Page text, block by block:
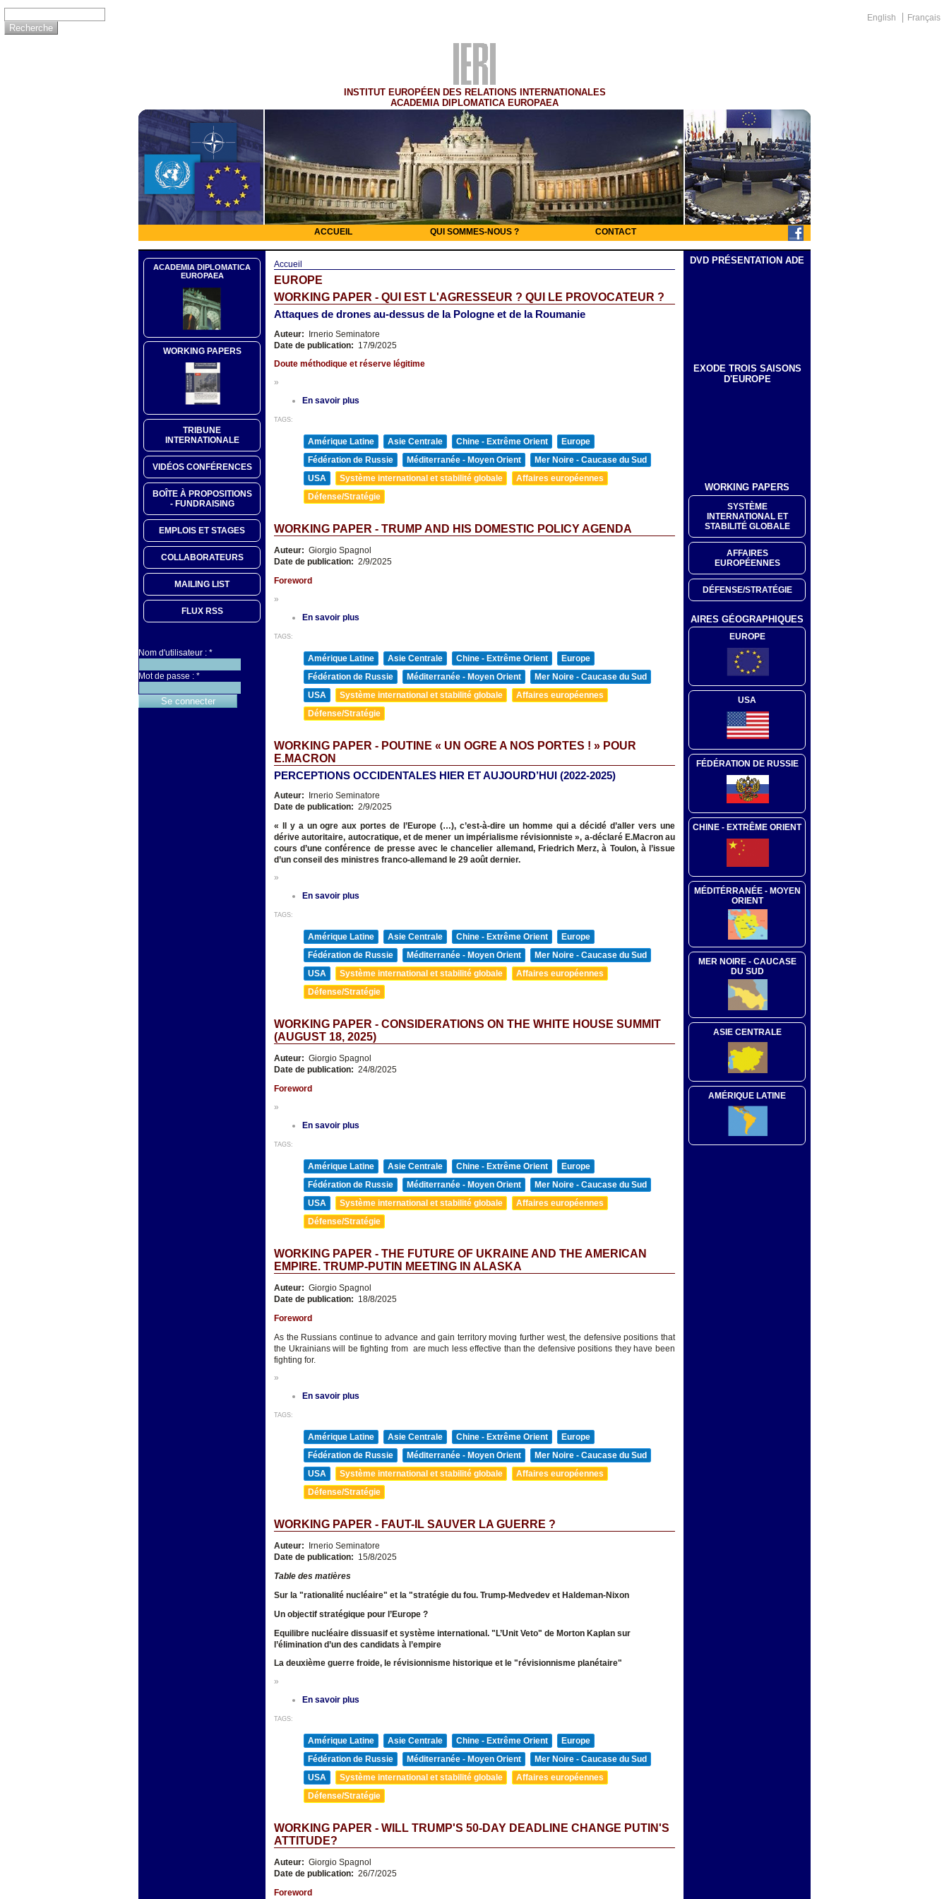
English Français
INSTITUT EUROPÉEN DES RELATIONS INTERNATIONALES
ACADEMIA DIPLOMATICA EUROPAEA
ACCUEIL QUI SOMMES-NOUS ? CONTACT
ACADEMIA DIPLOMATICA
EUROPAEA
WORKING PAPERS
TRIBUNE
INTERNATIONALE
VIDÉOS CONFÉRENCES
BOÎTE À PROPOSITIONS
- FUNDRAISING
EMPLOIS ET STAGES
COLLABORATEURS
MAILING LIST
FLUX RSS
Nom d'utilisateur : *
Mot de passe : *
Accueil
EUROPE
WORKING PAPER - QUI EST L'AGRESSEUR ? QUI LE PROVOCATEUR ?
Attaques de drones au-dessus de la Pologne et de la Roumanie
Auteur: Irnerio Seminatore
Date de publication: 17/9/2025
Doute méthodique et réserve légitime
»
En savoir plus
TAGS:
Amérique Latine Asie Centrale Chine - Extrême Orient
Europe
Fédération de Russie
Méditerranée - Moyen Orient
Mer Noire - Caucase du Sud
USA
Système international et stabilité globale
Affaires européennes
Défense/Stratégie
WORKING PAPER - TRUMP AND HIS DOMESTIC POLICY AGENDA
Auteur: Giorgio Spagnol
Date de publication: 2/9/2025
Foreword
»
En savoir plus
TAGS:
Amérique Latine Asie Centrale Chine - Extrême Orient
Europe
Fédération de Russie
Méditerranée - Moyen Orient
Mer Noire - Caucase du Sud
USA
Système international et stabilité globale
Affaires européennes
Défense/Stratégie
WORKING PAPER - POUTINE « UN OGRE A NOS PORTES ! » POUR
E.MACRON
PERCEPTIONS OCCIDENTALES HIER ET AUJOURD’HUI (2022-2025)
Auteur: Irnerio Seminatore
Date de publication: 2/9/2025
« Il y a un ogre aux portes de l’Europe (…), c’est-à-dire un homme qui a décidé d’aller vers une
dérive autoritaire, autocratique, et de mener un impérialisme révisionniste », a-déclaré E.Macron au
cours d’une conférence de presse avec le chancelier allemand, Friedrich Merz, à Toulon, à l’issue
d’un conseil des ministres franco-allemand le 29 août dernier.
»
En savoir plus
TAGS:
Amérique Latine Asie Centrale Chine - Extrême Orient
Europe
Fédération de Russie
Méditerranée - Moyen Orient
Mer Noire - Caucase du Sud
USA
Système international et stabilité globale
Affaires européennes
Défense/Stratégie
WORKING PAPER - CONSIDERATIONS ON THE WHITE HOUSE SUMMIT
(AUGUST 18, 2025)
Auteur: Giorgio Spagnol
Date de publication: 24/8/2025
Foreword
»
En savoir plus
TAGS:
Amérique Latine Asie Centrale Chine - Extrême Orient
Europe
Fédération de Russie
Méditerranée - Moyen Orient
Mer Noire - Caucase du Sud
USA
Système international et stabilité globale
Affaires européennes
Défense/Stratégie
WORKING PAPER - THE FUTURE OF UKRAINE AND THE AMERICAN
EMPIRE. TRUMP-PUTIN MEETING IN ALASKA
Auteur: Giorgio Spagnol
Date de publication: 18/8/2025
Foreword
As the Russians continue to advance and gain territory moving further west, the defensive positions that
the Ukrainians will be fighting from are much less effective than the defensive positions they have been
fighting for.
»
En savoir plus
TAGS:
Amérique Latine Asie Centrale Chine - Extrême Orient
Europe
Fédération de Russie
Méditerranée - Moyen Orient
Mer Noire - Caucase du Sud
USA
Système international et stabilité globale
Affaires européennes
Défense/Stratégie
WORKING PAPER - FAUT-IL SAUVER LA GUERRE ?
Auteur:
Irnerio Seminatore
Date de publication: 15/8/2025
Table des matières
Sur la "rationalité nucléaire" et la "stratégie du fou. Trump-Medvedev et Haldeman-Nixon
Un objectif stratégique pour l’Europe ?
Equilibre nucléaire dissuasif et système international. "L’Unit Veto" de Morton Kaplan sur
l’élimination d’un des candidats à l’empire
La deuxième guerre froide, le révisionnisme historique et le "révisionnisme planétaire"
»
En savoir plus
TAGS:
Amérique Latine Asie Centrale Chine - Extrême Orient
Europe
Fédération de Russie
Méditerranée - Moyen Orient
Mer Noire - Caucase du Sud
USA
Système international et stabilité globale
Affaires européennes
Défense/Stratégie
WORKING PAPER - WILL TRUMP'S 50-DAY DEADLINE CHANGE PUTIN'S
ATTITUDE?
Auteur: Giorgio Spagnol
Date de publication: 26/7/2025
Foreword
DVD PRÉSENTATION ADE
EXODE TROIS SAISONS
D'EUROPE
WORKING PAPERS
SYSTÈME
INTERNATIONAL ET
STABILITÉ GLOBALE
AFFAIRES
EUROPÉENNES
DÉFENSE/STRATÉGIE
AIRES GÉOGRAPHIQUES
EUROPE
USA
FÉDÉRATION DE RUSSIE
CHINE - EXTRÊME ORIENT
MÉDITÉRRANÉE - MOYEN
ORIENT
MER NOIRE - CAUCASE
DU SUD
ASIE CENTRALE
AMÉRIQUE LATINE